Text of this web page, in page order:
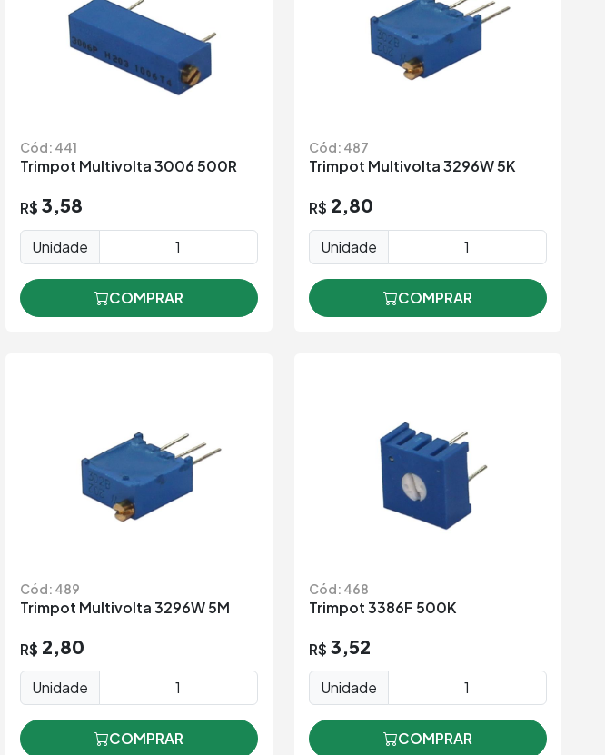
Cód: 441
Trimpot Multivolta 3006 500R
R$ 3,58
Unidade
COMPRAR
Cód: 487
Trimpot Multivolta 3296W 5K
R$ 2,80
Unidade
COMPRAR
Cód: 489
Trimpot Multivolta 3296W 5M
R$ 2,80
Unidade
COMPRAR
Cód: 468
Trimpot 3386F 500K
R$ 3,52
Unidade
COMPRAR